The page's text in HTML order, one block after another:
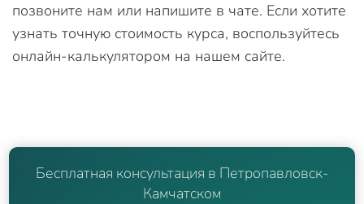
позвоните нам или напишите в чате. Если хотите
узнать точную стоимость курса, воспользуйтесь
онлайн-калькулятором на нашем сайте.
Бесплатная консультация в Петропавловск-
Камчатском